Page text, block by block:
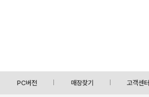
PC버전 매장찾기 고객센터